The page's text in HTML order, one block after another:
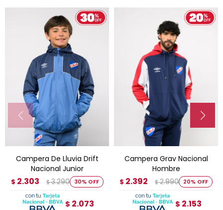
Campera De Lluvia Drift
Nacional Junior
$ 2.303 $ 3.290 30
$ 2.073
Campera Grav Nacional
Hombre
$ 2.392 $ 2.990 20
$ 2.153